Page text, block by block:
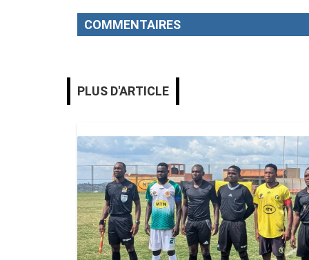
COMMENTAIRES
PLUS D'ARTICLE